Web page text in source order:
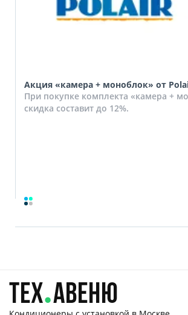
Акция «камера + моноблок» от
При покупке комплекта «камера +
скидка составит до 12%.